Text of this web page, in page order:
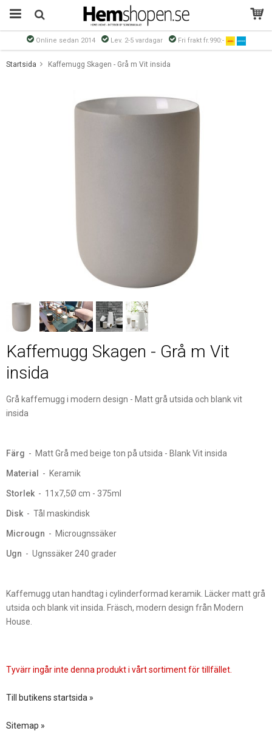
Online sedan 2014 Lev. 2-5 vardagar Fri frakt fr.990:-
Startsida Kaffemugg Skagen - Grå m Vit insida
Kaffemugg Skagen - Grå m Vit
insida
Grå kaffemugg i modern design - Matt grå utsida och blank vit
insida
Färg - Matt Grå med beige ton på utsida - Blank Vit insida
Material - Keramik
Storlek - 11x7,5Ø cm - 375ml
Disk - Tål maskindisk
Microugn - Microugnssäker
Ugn - Ugnssäker 240 grader
Kaffemugg utan handtag i cylinderformad keramik. Läcker matt grå
utsida och blank vit insida. Fräsch, modern design från Modern
House.
Tyvärr ingår inte denna produkt i vårt sortiment för tillfället.
Till butikens startsida »
Sitemap »